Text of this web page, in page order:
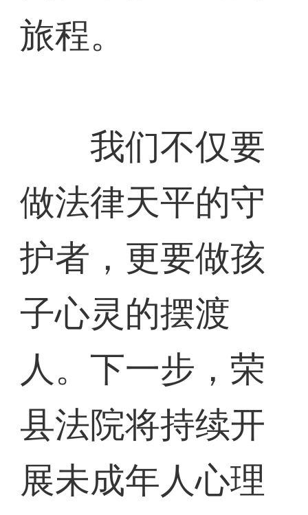
旅程。
我们不仅要
做法律天平的守
护者，更要做孩
子心灵的摆渡
人。下一步，荣
县法院将持续开
展未成年人心理